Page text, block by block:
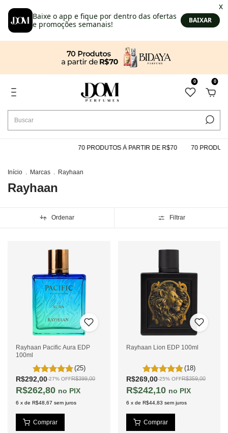
0 0
70 PRODUTOS À PARTIR DE R$70 70 PRODUTOS À
Início Marcas Rayhaan
Rayhaan
Ordenar Filtrar
Rayhaan Pacific Aura EDP
100ml
(25)
R$292,00-27% OFFR$399,00
R$262,80 PIX
6 x de R$48,67 sem juros
Rayhaan Lion EDP 100ml
(18)
R$269,00-25% OFFR$359,00
R$242,10 PIX
6 x de R$44,83 sem juros